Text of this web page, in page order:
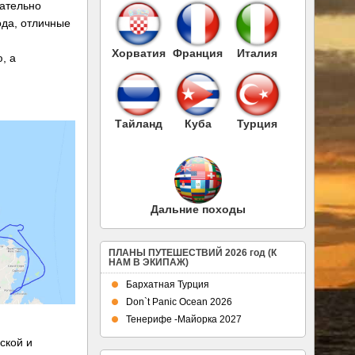
отличные
а
и
Хорватия Франция Италия
Тайланд Куба Турция
Дальние походы
ПЛАНЫ ПУТЕШЕСТВИЙ 2026 год (К
НАМ В ЭКИПАЖ)
Бархатная Турция
Don`t Panic Ocean 2026
Тенерифе -Майорка 2027